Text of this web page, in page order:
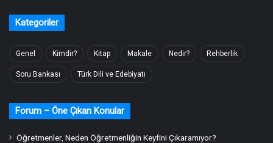
Kategoriler
Genel Kimdir? Kitap Makale Nedir? Rehberlik
Soru Bankası Türk Dili ve Edebiyatı
Forum – Öne Çıkan Konular
Öğretmenler, Neden Öğretmenliğin Keyfini Çıkaramıyor?